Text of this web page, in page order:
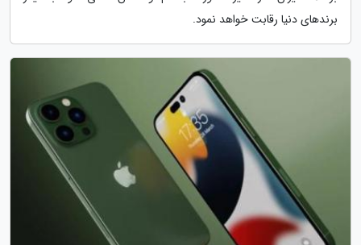
برندهای دنیا رقابت خواهد نمود.